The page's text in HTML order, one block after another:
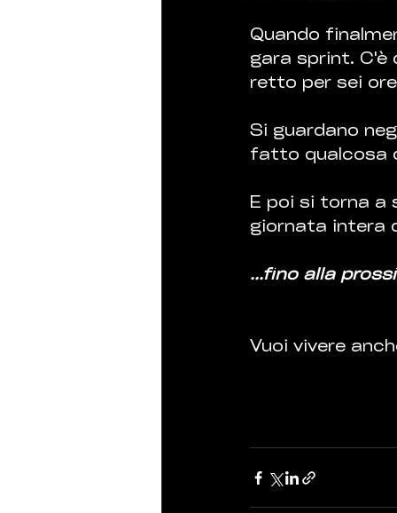
Quando
gara sprint. C'è
retto per sei
Si guardano
fatto qualcosa
E poi si torna a
giornata intera
...fino alla
Vuoi vivere